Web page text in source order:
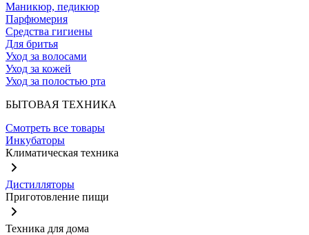
Маникюр, педикюр
Парфюмерия
Средства гигиены
Для бритья
Уход за волосами
Уход за кожей
Уход за полостью рта
БЫТОВАЯ ТЕХНИКА
Смотреть все товары
Инкубаторы
Климатическая техника
Дистилляторы
Приготовление пищи
Техника для дома